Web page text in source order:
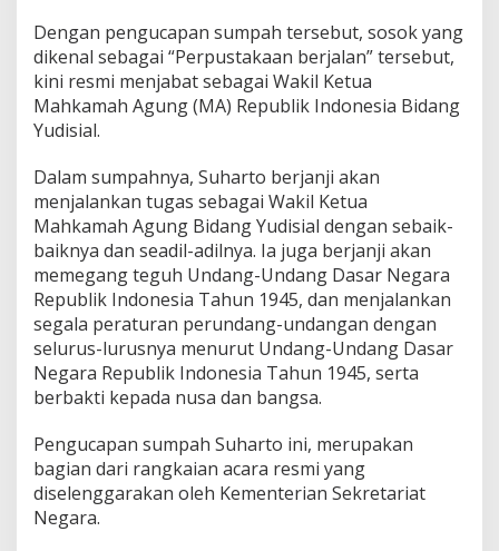
h
k
a
m
g
u
n
g
B
i
d
a
n
Y
u
i
s
a
Dengan pengucapan sumpah tersebut, sosok yang
dikenal sebagai “Perpustakaan berjalan” tersebut,
kini resmi menjabat sebagai Wakil Ketua
Mahkamah Agung (MA) Republik Indonesia Bidang
Yudisial.
Dalam sumpahnya, Suharto berjanji akan
menjalankan tugas sebagai Wakil Ketua
Mahkamah Agung Bidang Yudisial dengan sebaik-
baiknya dan seadil-adilnya. Ia juga berjanji akan
memegang teguh Undang-Undang Dasar Negara
Republik Indonesia Tahun 1945, dan menjalankan
segala peraturan perundang-undangan dengan
selurus-lurusnya menurut Undang-Undang Dasar
Negara Republik Indonesia Tahun 1945, serta
berbakti kepada nusa dan bangsa.
Pengucapan sumpah Suharto ini, merupakan
bagian dari rangkaian acara resmi yang
diselenggarakan oleh Kementerian Sekretariat
Negara.